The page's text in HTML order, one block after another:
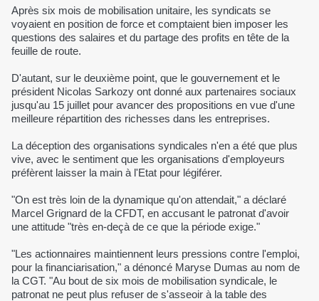
Après six mois de mobilisation unitaire, les syndicats se
voyaient en position de force et comptaient bien imposer les
questions des salaires et du partage des profits en tête de la
feuille de route.
D'autant, sur le deuxième point, que le gouvernement et le
président Nicolas Sarkozy ont donné aux partenaires sociaux
jusqu'au 15 juillet pour avancer des propositions en vue d'une
meilleure répartition des richesses dans les entreprises.
La déception des organisations syndicales n'en a été que plus
vive, avec le sentiment que les organisations d'employeurs
préfèrent laisser la main à l'Etat pour légiférer.
"On est très loin de la dynamique qu'on attendait," a déclaré
Marcel Grignard de la CFDT, en accusant le patronat d'avoir
une attitude "très en-deçà de ce que la période exige."
"Les actionnaires maintiennent leurs pressions contre l'emploi,
pour la financiarisation," a dénoncé Maryse Dumas au nom de
la CGT. "Au bout de six mois de mobilisation syndicale, le
patronat ne peut plus refuser de s'asseoir à la table des